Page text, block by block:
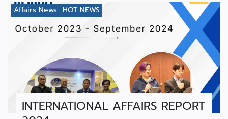
Affairs News HOT NEWS
INTERNATIONAL AFFAIRS REPORT